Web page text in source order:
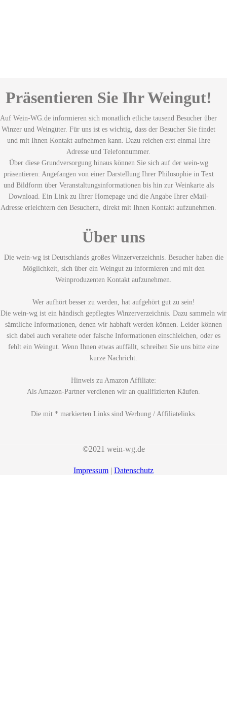
Präsentieren Sie Ihr Weingut!
Auf Wein-WG.de informieren sich monatlich etliche tausend Besucher über
Winzer und Weingüter. Für uns ist es wichtig, dass der Besucher Sie findet
und mit Ihnen Kontakt aufnehmen kann. Dazu reichen erst einmal Ihre
Adresse und Telefonnummer.
Über diese Grundversorgung hinaus können Sie sich auf der wein-wg
präsentieren: Angefangen von einer Darstellung Ihrer Philosophie in Text
und Bildform über Veranstaltungsinformationen bis hin zur Weinkarte als
Download. Ein Link zu Ihrer Homepage und die Angabe Ihrer eMail-
Adresse erleichtern den Besuchern, direkt mit Ihnen Kontakt aufzunehmen.
Über uns
Die wein-wg ist Deutschlands großes Winzerverzeichnis. Besucher haben die
Möglichkeit, sich über ein Weingut zu informieren und mit den
Weinproduzenten Kontakt aufzunehmen.
Wer aufhört besser zu werden, hat aufgehört gut zu sein!
Die wein-wg ist ein händisch gepflegtes Winzerverzeichnis. Dazu sammeln wir
sämtliche Informationen, denen wir habhaft werden können. Leider können
sich dabei auch veraltete oder falsche Informationen einschleichen, oder es
fehlt ein Weingut. Wenn Ihnen etwas auffällt, schreiben Sie uns bitte eine
kurze Nachricht.
Hinweis zu Amazon Affiliate:
Als Amazon-Partner verdienen wir an qualifizierten Käufen.
Die mit * markierten Links sind Werbung / Affiliatelinks.
©2021 wein-wg.de
Impressum | Datenschutz